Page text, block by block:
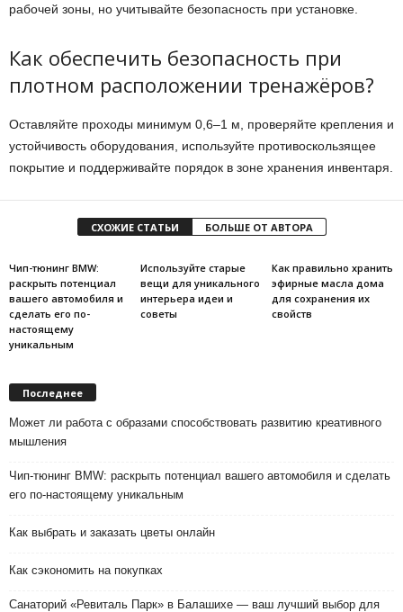
рабочей зоны, но учитывайте безопасность при установке.
Как обеспечить безопасность при
плотном расположении тренажёров?
Оставляйте проходы минимум 0,6–1 м, проверяйте крепления и
устойчивость оборудования, используйте противоскользящее
покрытие и поддерживайте порядок в зоне хранения инвентаря.
СХОЖИЕ СТАТЬИ БОЛЬШЕ ОТ АВТОРА
Чип-тюнинг BMW:
раскрыть потенциал
вашего автомобиля и
сделать его по-
настоящему
уникальным
Используйте старые
вещи для уникального
интерьера идеи и
советы
Как правильно хранить
эфирные масла дома
для сохранения их
свойств
Последнее
Может ли работа с образами способствовать развитию креативного
мышления
Чип-тюнинг BMW: раскрыть потенциал вашего автомобиля и сделать
его по-настоящему уникальным
Как выбрать и заказать цветы онлайн
Как сэкономить на покупках
Санаторий «Ревиталь Парк» в Балашихе — ваш лучший выбор для